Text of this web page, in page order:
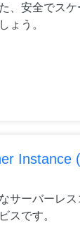
、安全でス
ょう。
Instance
サーバーレス
スです。